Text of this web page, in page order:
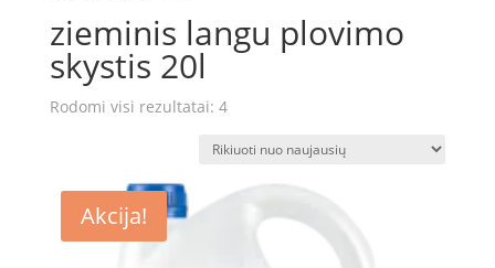
zieminis langu plovimo
skystis 20l
Rodomi visi rezultatai: 4Rūšiuojama
naujausią
Akcija!